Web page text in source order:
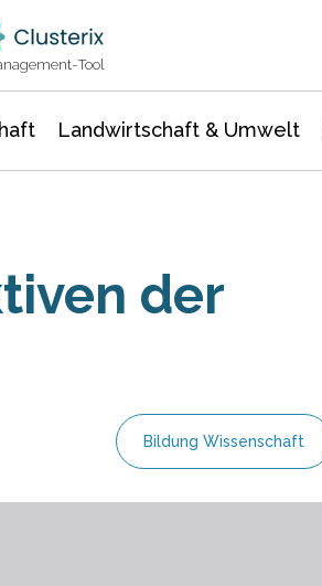
Tool
Landwirtschaft & Umwelt
der
Bildung Wissenschaft